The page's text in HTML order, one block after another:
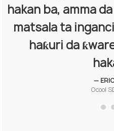
hakan ba, amma
matsala ta
haƙuri da
—
Ocool